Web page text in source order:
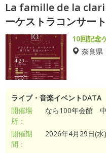
La famille de la
ーケストラコンサート
10回記念
奈良県
ライブ・音楽イベントDATA
開催場
所：
なら100年会館
開催期
間：
2026年4月29日(